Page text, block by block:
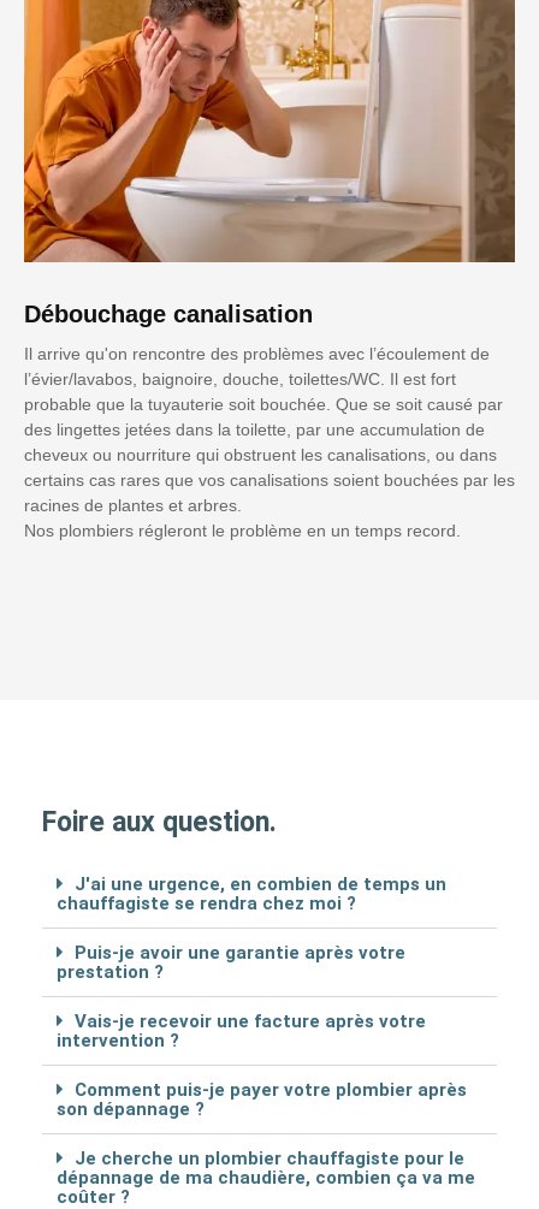
Débouchage canalisation
Il arrive qu'on rencontre des problèmes avec l’écoulement de
l’évier/lavabos, baignoire, douche, toilettes/WC. Il est fort
probable que la tuyauterie soit bouchée. Que se soit causé par
des lingettes jetées dans la toilette, par une accumulation de
cheveux ou nourriture qui obstruent les canalisations, ou dans
certains cas rares que vos canalisations soient bouchées par les
racines de plantes et arbres.
Nos plombiers régleront le problème en un temps record.
Foire aux question.
J'ai une urgence, en combien de temps un
chauffagiste se rendra chez moi ?
Puis-je avoir une garantie après votre
prestation ?
Vais-je recevoir une facture après votre
intervention ?
Comment puis-je payer votre plombier après
son dépannage ?
Je cherche un plombier chauffagiste pour le
dépannage de ma chaudière, combien ça va me
coûter ?